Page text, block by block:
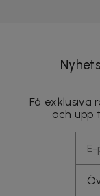
Få exklusiva
och upp